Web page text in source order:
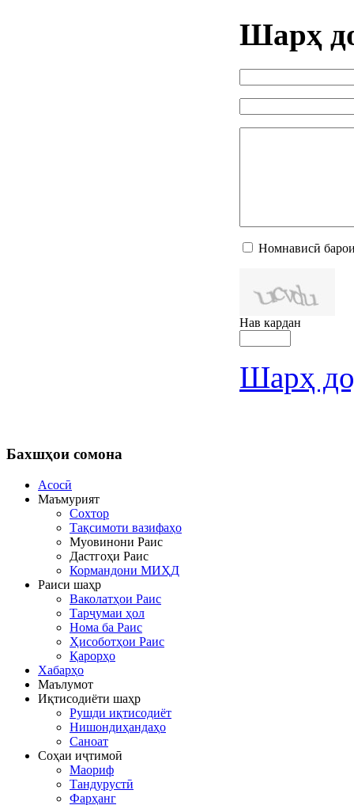
Шарҳ
Номнависӣ
Нав кардан
Шарҳ
Бахшҳои сомона
Асосӣ
Маъмурият
Сохтор
Тақсимоти вазифаҳо
Муовинони Раис
Дастгоҳи Раис
Кормандони МИҲД
Раиси шаҳр
Ваколатҳои Раис
Тарҷумаи ҳол
Нома ба Раис
Ҳисоботҳои Раис
Қарорҳо
Хабарҳо
Маълумот
Иқтисодиёти шаҳр
Рушди иқтисодиёт
Нишондиҳандаҳо
Саноат
Соҳаи иҷтимоӣ
Маориф
Тандурустӣ
Фарҳанг